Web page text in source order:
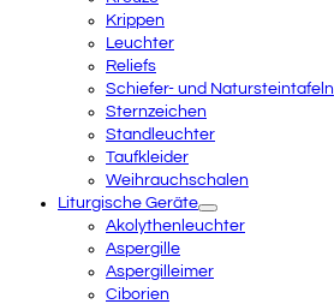
Krippen
Leuchter
Reliefs
Schiefer- und Natursteintafeln
Sternzeichen
Standleuchter
Taufkleider
Weihrauchschalen
Liturgische Geräte
Akolythenleuchter
Aspergille
Aspergilleimer
Ciborien